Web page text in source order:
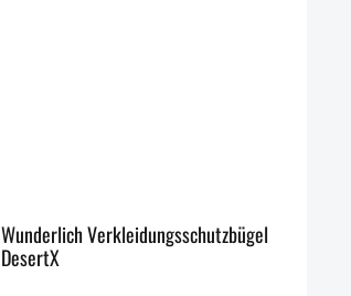
Wunderlich Verkleidungsschutzbügel
DesertX